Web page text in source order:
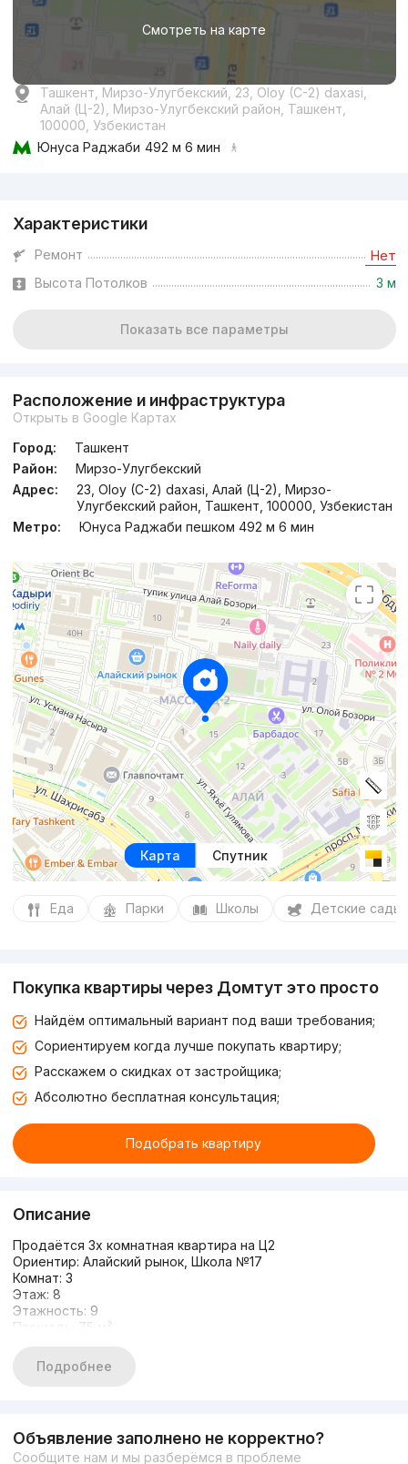
Смотреть на карте
Ташкент, Мирзо-Улугбекский, 23, Oloy (C-2) daxasi,
Алай (Ц-2), Мирзо-Улугбекский район, Ташкент,
100000, Узбекистан
Юнуса Раджаби 492 м 6 мин
Характеристики
Ремонт Нет
Высота Потолков 3 м
Показать все параметры
Расположение и инфраструктура
Открыть в Google Картах
Город:
Ташкент
Район:
Мирзо-Улугбекский
Адрес:
23, Oloy (C-2) daxasi, Алай (Ц-2), Мирзо-
Улугбекский район, Ташкент, 100000, Узбекистан
Метро:
Юнуса Раджаби пешком 492 м 6 мин
Карта Спутник
Еда Парки Школы Детские сады
Покупка квартиры через Домтут это просто
Найдём оптимальный вариант под ваши требования;
Сориентируем когда лучше покупать квартиру;
Расскажем о скидках от застройщика;
Абсолютно бесплатная консультация;
Подобрать квартиру
Описание
Продаётся 3х комнатная квартира на Ц2
Ориентир: Алайский рынок, Школа №17
Комнат: 3
Этаж: 8
Этажность: 9
Площадь: 75 м²
Мебель/техника (Hoffman)
Цена : 137 000y.e
Подробнее
Объявление заполнено не корректно?
Сообщите нам и мы разберёмся в проблеме